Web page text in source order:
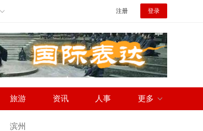
注册 登录
旅游 资讯 人事 更多
滨州